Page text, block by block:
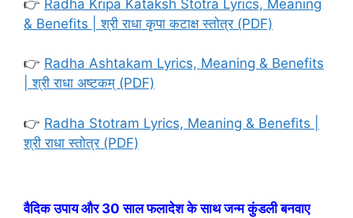
👉 Radha Kripa Kataksh Stotra Lyrics, Meaning
& Benefits | श्री राधा कृपा कटाक्ष स्तोत्र (PDF)
👉 Radha Ashtakam Lyrics, Meaning & Benefits
| श्री राधा अष्टकम् (PDF)
👉 Radha Stotram Lyrics, Meaning & Benefits |
श्री राधा स्तोत्र (PDF)
वैदिक उपाय और 30 साल फलादेश के साथ जन्म कुंडली बनवाए